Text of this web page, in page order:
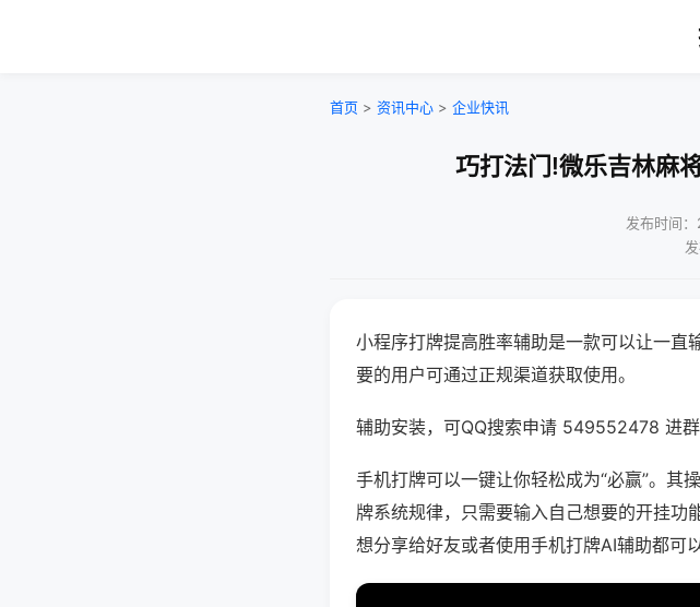
首页 > 资讯中心 > 企业快讯
巧打法门!微乐吉林麻
发布时间
小程序打牌提高胜率辅助是一款可以让一直
要的用户可通过正规渠道获取使用。
辅助安装，可QQ搜索申请 549552478 进
手机打牌可以一键让你轻松成为“必赢”。其
牌系统规律，只需要输入自己想要的开挂功
想分享给好友或者使用手机打牌AI辅助都可